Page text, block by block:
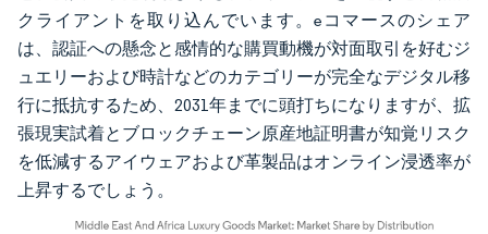
クライアントを取り込んでいます。eコマースのシェア
は、認証への懸念と感情的な購買動機が対面取引を好むジ
ュエリーおよび時計などのカテゴリーが完全なデジタル移
行に抵抗するため、2031年までに頭打ちになりますが、拡
張現実試着とブロックチェーン原産地証明書が知覚リスク
を低減するアイウェアおよび革製品はオンライン浸透率が
上昇するでしょう。